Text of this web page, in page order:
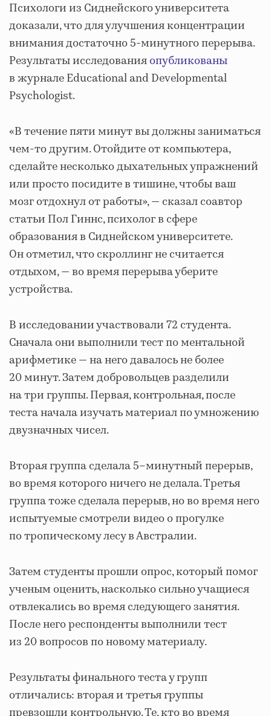
Психологи из Сиднейского университета
доказали, что для улучшения концентрации
внимания достаточно 5-минутного перерыва.
Результаты исследованияопубликованы
в журнале Educational and Developmental
Psychologist.
«В течение пяти минут вы должны заниматься
чем-то другим. Отойдите от компьютера,
сделайте несколько дыхательных упражнений
или просто посидите в тишине, чтобы ваш
мозг отдохнул от работы», — сказал соавтор
статьи Пол Гиннс, психолог в сфере
образования в Сиднейском университете.
Он отметил, что скроллинг не считается
отдыхом, — во время перерыва уберите
устройства.
В исследовании участвовали 72 студента.
Сначала они выполнили тест по ментальной
арифметике — на него давалось не более
20 минут. Затем добровольцев разделили
на три группы. Первая, контрольная, после
теста начала изучать материал по умножению
двузначных чисел.
Вторая группа сделала 5–минутный перерыв,
во время которого ничего не делала. Третья
группа тоже сделала перерыв, но во время него
испытуемые смотрели видео о прогулке
по тропическому лесу в Австралии.
Затем студенты прошли опрос, который помог
ученым оценить, насколько сильно учащиеся
отвлекались во время следующего занятия.
После него респонденты выполнили тест
из 20 вопросов по новому материалу.
Результаты финального теста у групп
отличались: вторая и третья группы